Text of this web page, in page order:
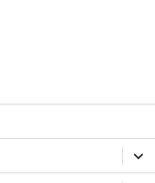
näytä